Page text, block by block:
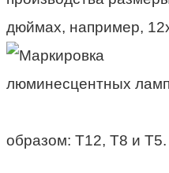
дюймах, например,
образом: Т12, Т8 и Т5.